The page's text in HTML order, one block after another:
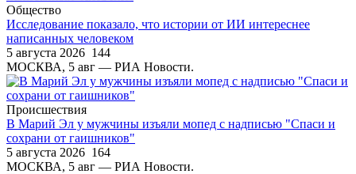
Общество
Исследование показало, что истории от ИИ интереснее
написанных человеком
5 августа 2026 144
МОСКВА, 5 авг — РИА Новости.
Происшествия
В Марий Эл у мужчины изъяли мопед с надписью "Спаси и
сохрани от гаишников"
5 августа 2026 164
МОСКВА, 5 авг — РИА Новости.